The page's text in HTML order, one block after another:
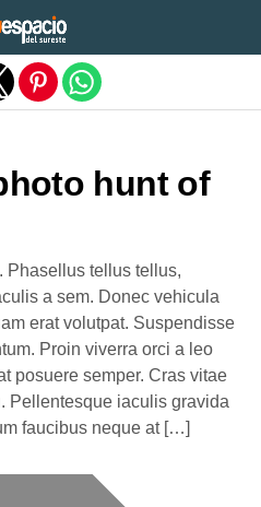
hunt of
Phasellus tellus tellus,
a sem. Donec vehicula
erat volutpat. Suspendisse
Proin viverra orci a leo
posuere semper. Cras vitae
Pellentesque iaculis gravida
faucibus neque at […]
versión móvil